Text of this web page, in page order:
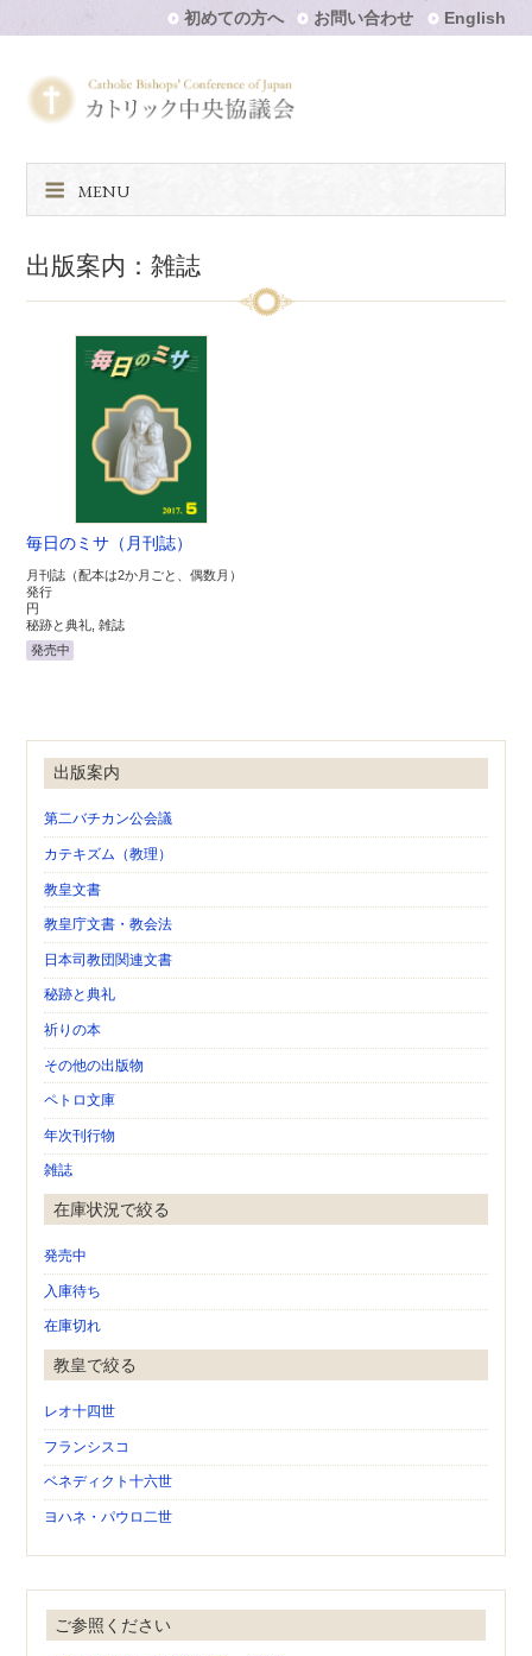
初めての方へ お問い合わせ English
MENU
出版案内：雑誌
毎日のミサ（月刊誌）
月刊誌（配本は2か月ごと、偶数月）
発行
円
秘跡と典礼, 雑誌
発売中
出版案内
第二バチカン公会議
カテキズム（教理）
教皇文書
教皇庁文書・教会法
日本司教団関連文書
秘跡と典礼
祈りの本
その他の出版物
ペトロ文庫
年次刊行物
雑誌
在庫状況で絞る
発売中
入庫待ち
在庫切れ
教皇で絞る
レオ十四世
フランシスコ
ベネディクト十六世
ヨハネ・パウロ二世
ご参照ください